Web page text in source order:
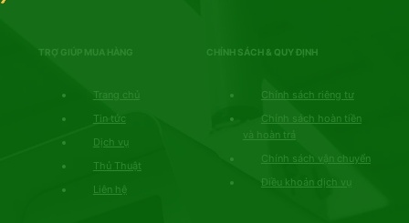
TRỢ GIÚP MUA HÀNG
Trang chủ
Tin tức
Dịch vụ
Thủ Thuật
Liên hệ
CHÍNH SÁCH & QUY ĐỊNH
Chính sách riêng tư
Chính sách hoàn tiền
và hoàn trả
Chính sách vận chuyển
Điều khoản dịch vụ